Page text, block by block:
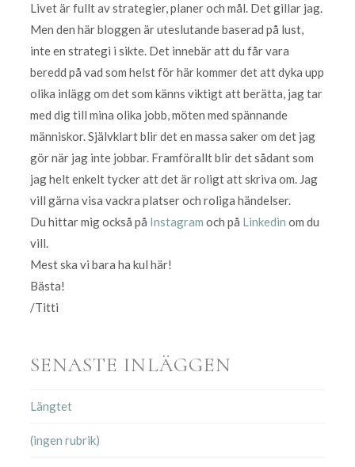
Livet är fullt av strategier, planer och mål. Det gillar jag.
Men den här bloggen är uteslutande baserad på lust,
inte en strategi i sikte. Det innebär att du får vara
beredd på vad som helst för här kommer det att dyka upp
olika inlägg om det som känns viktigt att berätta, jag tar
med dig till mina olika jobb, möten med spännande
människor. Självklart blir det en massa saker om det jag
gör när jag inte jobbar. Framförallt blir det sådant som
jag helt enkelt tycker att det är roligt att skriva om. Jag
vill gärna visa vackra platser och roliga händelser.
Du hittar mig också på Instagram och på Linkedin om du
vill.
Mest ska vi bara ha kul här!
Bästa!
/Titti
SENASTE INLÄGGEN
Längtet
(ingen rubrik)